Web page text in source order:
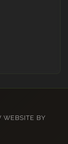
WEBSITE BY